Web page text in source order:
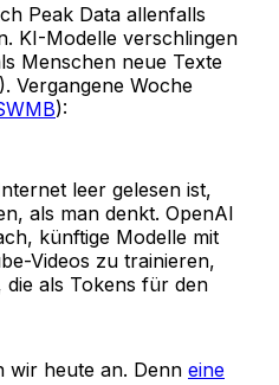
Peak Data allenfalls
KI-Modelle verschlingen
Menschen neue Texte
). Vergangene Woche
):
leer gelesen ist,
als man denkt. OpenAI
künftige Modelle mit
Videos zu trainieren,
die als Tokens für den
wir heute an. Denn eine